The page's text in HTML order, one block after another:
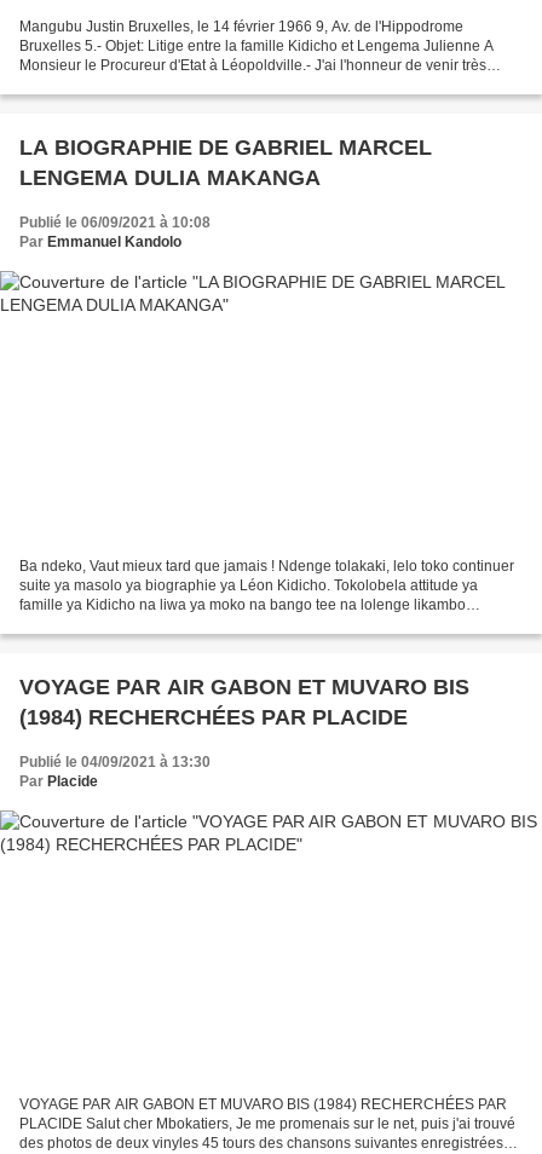
Mangubu Justin Bruxelles, le 14 février 1966 9, Av. de l'Hippodrome
Bruxelles 5.- Objet: Litige entre la famille Kidicho et Lengema Julienne A
Monsieur le Procureur d'Etat à Léopoldville.- J'ai l'honneur de venir très
LA BIOGRAPHIE DE GABRIEL MARCEL
LENGEMA DULIA MAKANGA
Publié le 06/09/2021 à 10:08
Par Emmanuel Kandolo
Ba ndeko, Vaut mieux tard que jamais ! Ndenge tolakaki, lelo toko continuer
suite ya masolo ya biographie ya Léon Kidicho. Tokolobela attitude ya
famille ya Kidicho na liwa ya moko na bango tee na lolenge likambo
VOYAGE PAR AIR GABON ET MUVARO BIS
(1984) RECHERCHÉES PAR PLACIDE
Publié le 04/09/2021 à 13:30
Par Placide
VOYAGE PAR AIR GABON ET MUVARO BIS (1984) RECHERCHÉES PAR
PLACIDE Salut cher Mbokatiers, Je me promenais sur le net, puis j'ai trouvé
des photos de deux vinyles 45 tours des chansons suivantes enregistrées